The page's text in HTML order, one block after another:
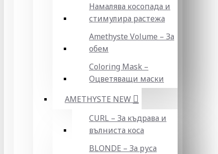
Намалява косопада и
стимулира растежа
Amethyste Volume – За
обем
Coloring Mask –
Оцветяващи маски
AMETHYSTE NEW
CURL – За къдрава и
вълниста коса
BLONDE – За руса